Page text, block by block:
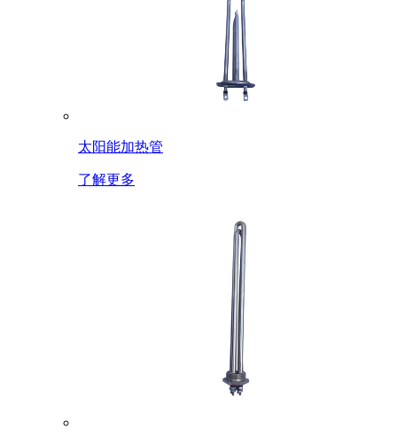
太阳能加热管
了解更多